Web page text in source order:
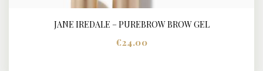
BUY NOW DETAILS
JANE IREDALE – PUREBROW BROW GEL
€24.00